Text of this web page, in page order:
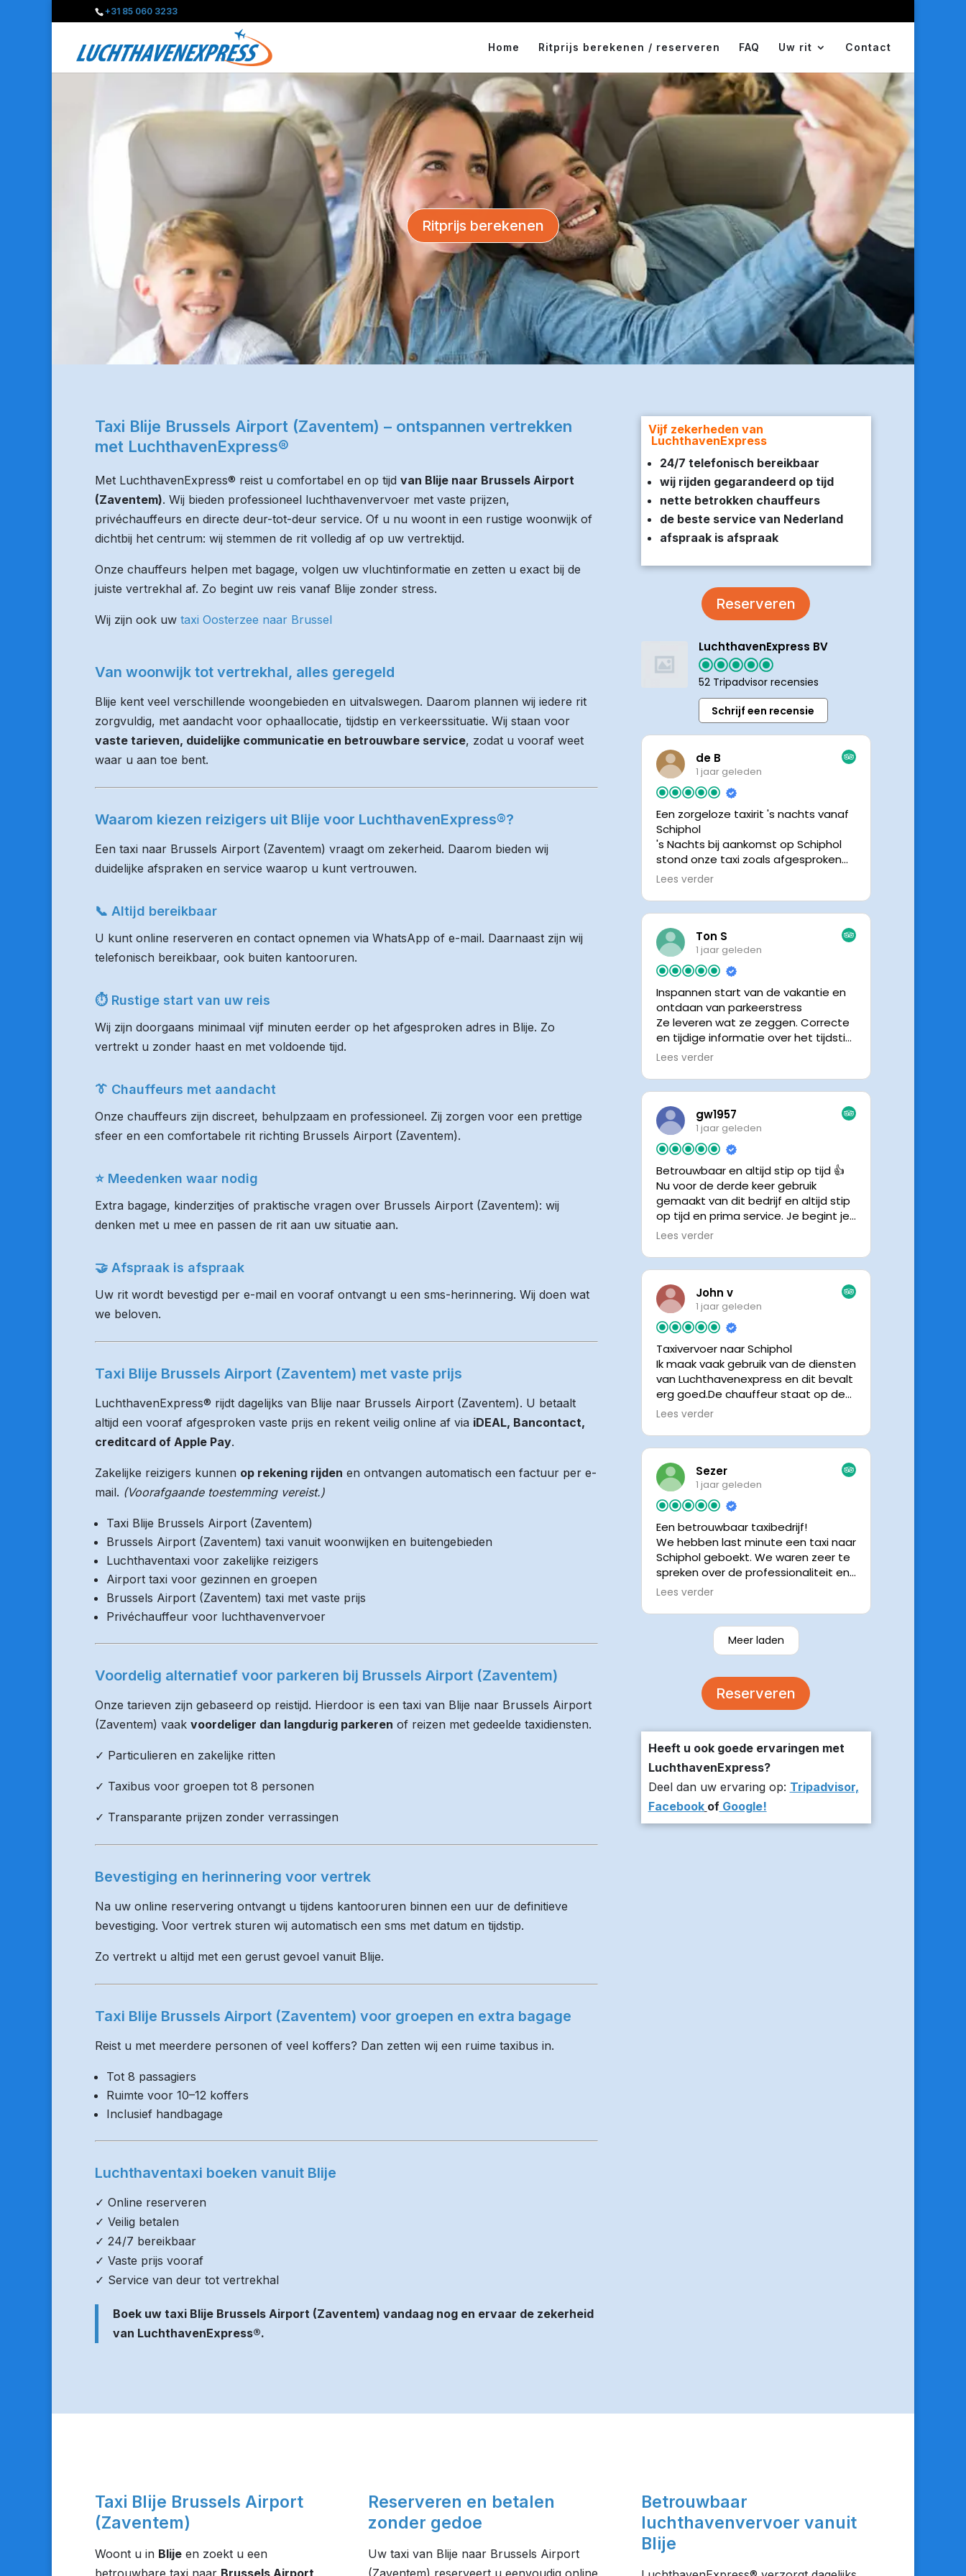
+31 85 060 3233
Home Ritprijs berekenen / reserveren FAQ Uw rit Contact
Ritprijs berekenen
Taxi Blije Brussels Airport (Zaventem) – ontspannen vertrekken
met LuchthavenExpress®
Met LuchthavenExpress® reist u comfortabel en op tijd van Blije naar Brussels Airport
(Zaventem). Wij bieden professioneel luchthavenvervoer met vaste prijzen,
privéchauffeurs en directe deur-tot-deur service. Of u nu woont in een rustige woonwijk of
dichtbij het centrum: wij stemmen de rit volledig af op uw vertrektijd.
Onze chauffeurs helpen met bagage, volgen uw vluchtinformatie en zetten u exact bij de
juiste vertrekhal af. Zo begint uw reis vanaf Blije zonder stress.
Wij zijn ook uw taxi Oosterzee naar Brussel
Van woonwijk tot vertrekhal, alles geregeld
Blije kent veel verschillende woongebieden en uitvalswegen. Daarom plannen wij iedere rit
zorgvuldig, met aandacht voor ophaallocatie, tijdstip en verkeerssituatie. Wij staan voor
vaste tarieven, duidelijke communicatie en betrouwbare service, zodat u vooraf weet
waar u aan toe bent.
Waarom kiezen reizigers uit Blije voor LuchthavenExpress®?
Een taxi naar Brussels Airport (Zaventem) vraagt om zekerheid. Daarom bieden wij
duidelijke afspraken en service waarop u kunt vertrouwen.
📞 Altijd bereikbaar
U kunt online reserveren en contact opnemen via WhatsApp of e-mail. Daarnaast zijn wij
telefonisch bereikbaar, ook buiten kantooruren.
⏱ Rustige start van uw reis
Wij zijn doorgaans minimaal vijf minuten eerder op het afgesproken adres in Blije. Zo
vertrekt u zonder haast en met voldoende tijd.
👔 Chauffeurs met aandacht
Onze chauffeurs zijn discreet, behulpzaam en professioneel. Zij zorgen voor een prettige
sfeer en een comfortabele rit richting Brussels Airport (Zaventem).
⭐ Meedenken waar nodig
Extra bagage, kinderzitjes of praktische vragen over Brussels Airport (Zaventem): wij
denken met u mee en passen de rit aan uw situatie aan.
🤝 Afspraak is afspraak
Uw rit wordt bevestigd per e-mail en vooraf ontvangt u een sms-herinnering. Wij doen wat
we beloven.
Taxi Blije Brussels Airport (Zaventem) met vaste prijs
LuchthavenExpress® rijdt dagelijks van Blije naar Brussels Airport (Zaventem). U betaalt
altijd een vooraf afgesproken vaste prijs en rekent veilig online af via iDEAL, Bancontact,
creditcard of Apple Pay.
Zakelijke reizigers kunnen op rekening rijden en ontvangen automatisch een factuur per e-
mail. (Voorafgaande toestemming vereist.)
Taxi Blije Brussels Airport (Zaventem)
Brussels Airport (Zaventem) taxi vanuit woonwijken en buitengebieden
Luchthaventaxi voor zakelijke reizigers
Airport taxi voor gezinnen en groepen
Brussels Airport (Zaventem) taxi met vaste prijs
Privéchauffeur voor luchthavenvervoer
Voordelig alternatief voor parkeren bij Brussels Airport (Zaventem)
Onze tarieven zijn gebaseerd op reistijd. Hierdoor is een taxi van Blije naar Brussels Airport
(Zaventem) vaak voordeliger dan langdurig parkeren of reizen met gedeelde taxidiensten.
✓ Particulieren en zakelijke ritten
✓ Taxibus voor groepen tot 8 personen
✓ Transparante prijzen zonder verrassingen
Bevestiging en herinnering voor vertrek
Na uw online reservering ontvangt u tijdens kantooruren binnen een uur de definitieve
bevestiging. Voor vertrek sturen wij automatisch een sms met datum en tijdstip.
Zo vertrekt u altijd met een gerust gevoel vanuit Blije.
Taxi Blije Brussels Airport (Zaventem) voor groepen en extra bagage
Reist u met meerdere personen of veel koffers? Dan zetten wij een ruime taxibus in.
Tot 8 passagiers
Ruimte voor 10–12 koffers
Inclusief handbagage
Luchthaventaxi boeken vanuit Blije
✓ Online reserveren
✓ Veilig betalen
✓ 24/7 bereikbaar
✓ Vaste prijs vooraf
✓ Service van deur tot vertrekhal
Boek uw taxi Blije Brussels Airport (Zaventem) vandaag nog en ervaar de zekerheid
van LuchthavenExpress®.
Vijf zekerheden van
LuchthavenExpress
24/7 telefonisch bereikbaar
wij rijden gegarandeerd op tijd
nette betrokken chauffeurs
de beste service van Nederland
afspraak is afspraak
Reserveren
LuchthavenExpress BV
52 Tripadvisor recensies
Schrijf een recensie
de B
1 jaar geleden
Een zorgeloze taxirit 's nachts vanaf
Schiphol
's Nachts bij aankomst op Schiphol
stond onze taxi zoals afgesproken
keurig te wachten. Dankzij de goede
chauffeur wisten we precies waar de
chauffeur, met een prachtige auto
was het een comfortabele rit. Graag
tot de volgende de keer.
Lees verder
Ton S
1 jaar geleden
Inspannen start van de vakantie en
ontdaan van parkeerstress
Ze leveren wat ze zeggen. Correcte
en tijdige informatie over het tijdstip
van ophalen. Voldeed ook nu weer
Lees verder
gw1957
1 jaar geleden
Betrouwbaar en altijd stip op tijd 👍
Nu voor de derde keer gebruik
gemaakt van dit bedrijf en altijd stip
op tijd en prima service. Je begint je
vakantie zonder zorgen iig. 👍👍
Lees verder
John v
1 jaar geleden
Taxivervoer naar Schiphol
Ik maak vaak gebruik van de diensten
van Luchthavenexpress en dit bevalt
erg goed.De chauffeur staat op de
afgesproken tijd klaar om je op te
neemt de chauffeur direct contact
staat.Altijd nette chauffeurs, en in
mijn geval is het voordeliger dan
parkeren op P3 bij 9 dagen parkeren.
En dan hopen dat je auto geen
schade heeft ivm de krappe
parkeervakken. Ik beveel
Luchthavenexpress dan ook zeker
aan.
Lees verder
Sezer
1 jaar geleden
Een betrouwbaar taxibedrijf!
We hebben last minute een taxi naar
Schiphol geboekt. We waren zeer te
spreken over de professionaliteit en
vriendelijkheid van luchthavenexpres!
verzekerde om er op tijd te zijn en
stuurde z’n live locatie een paar
minuten voor aanvang bij ons thuis.
volgende keer zou ik weer hier
Lees verder
Meer laden
Reserveren
Heeft u ook goede ervaringen met
LuchthavenExpress?
Deel dan uw ervaring op: Tripadvisor,
Facebook ofGoogle!
Taxi Blije Brussels Airport
(Zaventem)
Woont u in Blije en zoekt u een
betrouwbare taxi naar Brussels Airport
Reserveren en betalen
zonder gedoe
Uw taxi van Blije naar Brussels Airport
(Zaventem) reserveert u eenvoudig online
Betrouwbaar
luchthavenvervoer vanuit
Blije